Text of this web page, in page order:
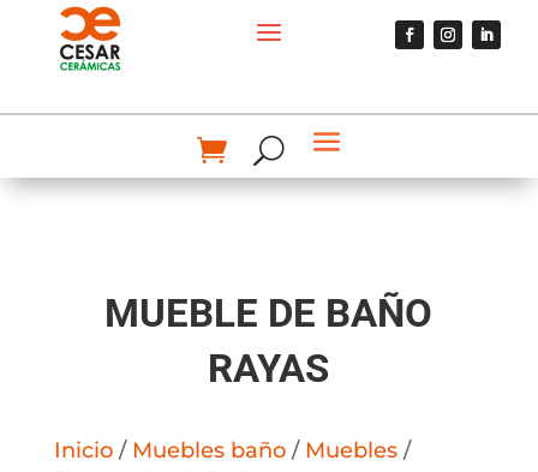
MUEBLE DE BAÑO
RAYAS
Inicio/ Muebles baño/ Muebles/